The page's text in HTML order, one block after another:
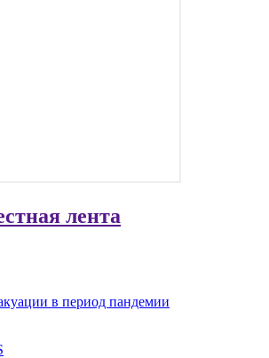
лента
в период пандемии